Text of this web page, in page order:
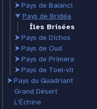
⮞Pays de Balanci
⮟ Pays de Bridéa
Îles Brisées
⮞Pays de Dichos
⮞Pays de Oud
⮞Pays de Primera
⮞Pays de Toel-vit
⮞Pays du Quadriant
Grand Désert
L'Échine